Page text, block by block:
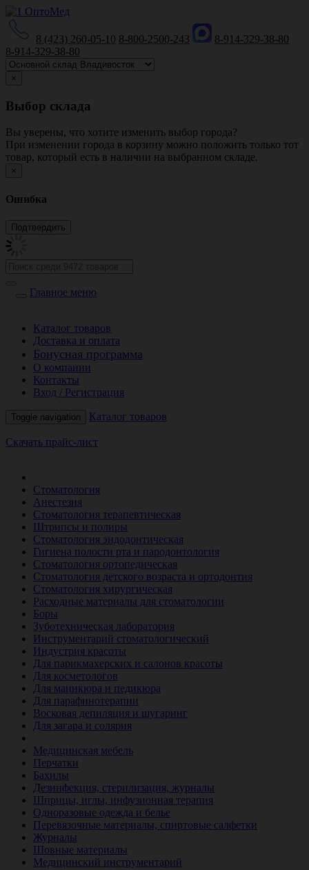
8 (423) 260-05-10 8-800-2500-243
8-914-329-38-80
8-914-329-38-80
×
Выбор склада
Вы уверены, что хотите изменить выбор города?
При изменении города в корзину можно положить только тот
товар, который есть в наличии на выбранном складе.
×
Ошибка
Главное меню
Каталог товаров
Доставка и оплата
Бонусная программа
О компании
Контакты
Вход / Регистрация
Toggle navigation Каталог товаров
Скачать прайс-лист
Стоматология
Анестезия
Стоматология терапевтическая
Штрипсы и полиры
Стоматология эндодонтическая
Гигиена полости рта и пародонтология
Стоматология ортопедическая
Стоматология детского возраста и ортодонтия
Стоматология хирургическая
Расходные материалы для стоматологии
Боры
Зуботехническая лаборатория
Инструментарий стоматологический
Индустрия красоты
Для парикмахерских и салонов красоты
Для косметологов
Для маникюра и педикюра
Для парафинотерапии
Восковая депиляция и шугаринг
Для загара и солярия
Медицинская мебель
Перчатки
Бахилы
Дезинфекция, стерилизация, журналы
Шприцы, иглы, инфузионная терапия
Одноразовые одежда и белье
Перевязочные материалы, спиртовые салфетки
Журналы
Шовные материалы
Медицинский инструментарий